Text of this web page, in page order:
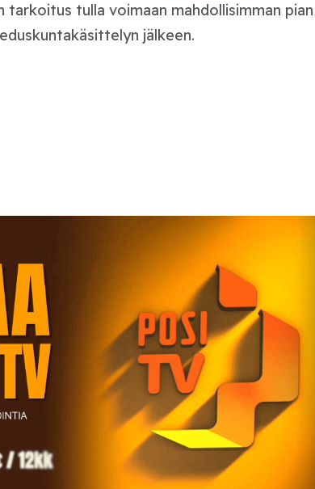
tarkoitus tulla voimaan mahdollisimman pian
jälkeen.